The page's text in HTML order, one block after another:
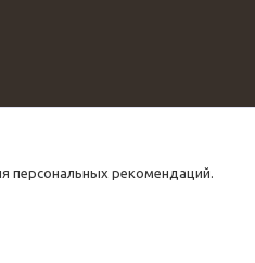
персональных рекомендаций.